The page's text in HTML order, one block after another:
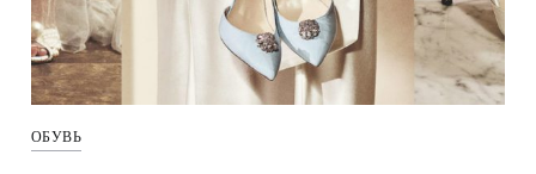
ОБУВЬ